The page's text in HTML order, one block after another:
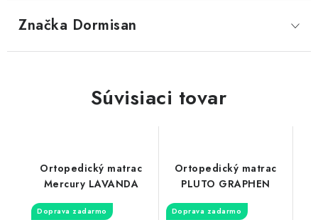
KONFERENČNÉ STOLÍKY
SVIETIDLÁ
KUCHYNE
VSTAVANÉ SKRINE
Značka Dormisan
Súvisiaci tovar
Ortopedický matrac
Mercury LAVANDA
Doprava zadarmo
Ortopedický matrac
PLUTO GRAPHEN
Doprava zadarmo